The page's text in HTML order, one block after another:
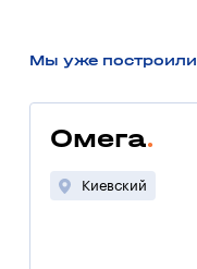
Мы уже построили
Омега
Киевский